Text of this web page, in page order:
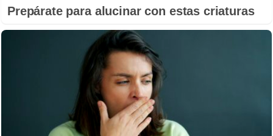
Prepárate para alucinar con estas criaturas